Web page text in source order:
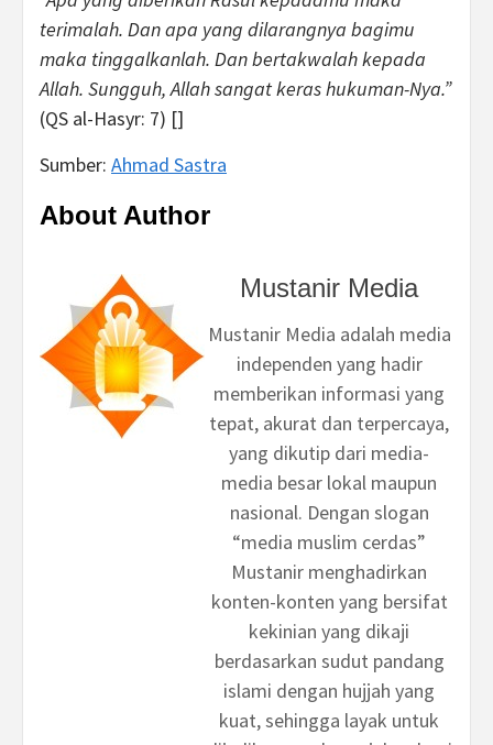
terimalah. Dan apa yang dilarangnya bagimu
maka tinggalkanlah. Dan bertakwalah kepada
Allah. Sungguh, Allah sangat keras hukuman-Nya.”
(QS al-Hasyr: 7) []
Sumber: Ahmad Sastra
About Author
Mustanir Media
Mustanir Media adalah media
independen yang hadir
memberikan informasi yang
tepat, akurat dan terpercaya,
yang dikutip dari media-
media besar lokal maupun
nasional. Dengan slogan
“media muslim cerdas”
Mustanir menghadirkan
konten-konten yang bersifat
kekinian yang dikaji
berdasarkan sudut pandang
islami dengan hujjah yang
kuat, sehingga layak untuk